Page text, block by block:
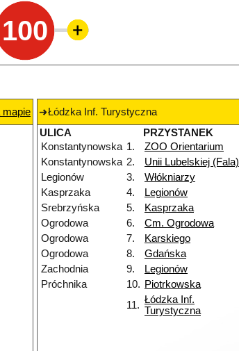
100
mapie
Łódzka Inf. Turystyczna
ULICA
PRZYSTANEK
Konstantynowska 1. ZOO Orientarium
Konstantynowska 2. Unii Lubelskiej (Fala)
Legionów
3. Włókniarzy
Kasprzaka
4. Legionów
Srebrzyńska
5. Kasprzaka
Ogrodowa
6. Cm. Ogrodowa
Ogrodowa
7. Karskiego
Ogrodowa
8. Gdańska
Zachodnia
9. Legionów
Próchnika
10. Piotrkowska
11. Łódzka Inf.
Turystyczna